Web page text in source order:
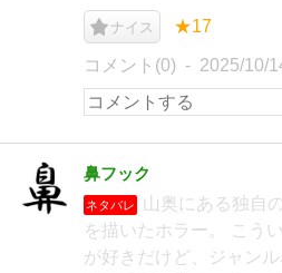
ナイス ★17
コメント(0) 2025/10/
鼻フック
ネタバレ
山奥にある独自
を描いたホラー。 こう
が好きだけど、ジャン